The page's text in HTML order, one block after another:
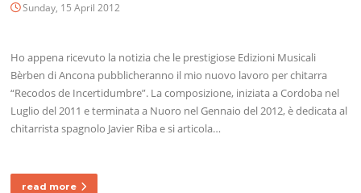
Sunday, 15 April 2012
Ho appena ricevuto la notizia che le prestigiose Edizioni Musicali
Bèrben di Ancona pubblicheranno il mio nuovo lavoro per chitarra
“Recodos de Incertidumbre”. La composizione, iniziata a Cordoba nel
Luglio del 2011 e terminata a Nuoro nel Gennaio del 2012, è dedicata al
chitarrista spagnolo Javier Riba e si articola…
read more